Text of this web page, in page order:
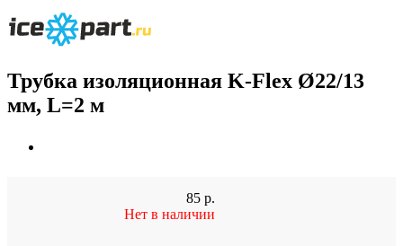
Трубка изоляционная K-Flex Ø22/13
мм, L=2 м
85 р.
Нет в наличии